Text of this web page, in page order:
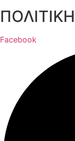
Facebook